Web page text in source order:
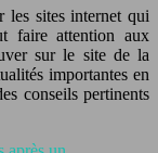
les sites internet qui
faire attention aux
sur le site de la
importantes en
conseils pertinents